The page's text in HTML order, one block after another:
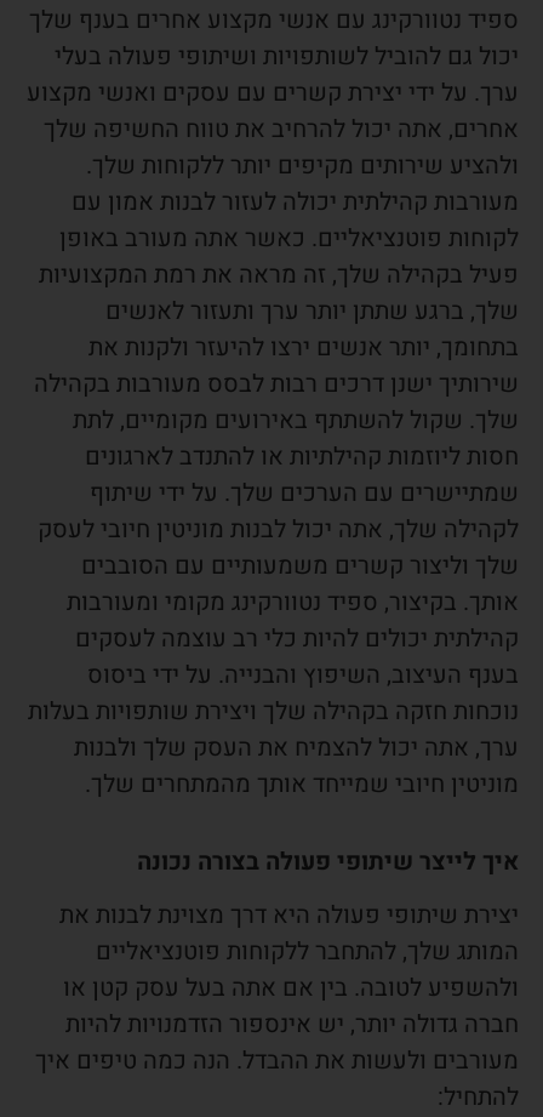
ספיד נטוורקינג עם אנשי מקצוע אחרים בענף שלך
יכול גם להוביל לשותפויות ושיתופי פעולה בעלי
ערך. על ידי יצירת קשרים עם עסקים ואנשי מקצוע
אחרים, אתה יכול להרחיב את טווח החשיפה שלך
ולהציע שירותים מקיפים יותר ללקוחות שלך.
מעורבות קהילתית יכולה לעזור לבנות אמון עם
לקוחות פוטנציאליים. כאשר אתה מעורב באופן
פעיל בקהילה שלך, זה מראה את רמת המקצועיות
שלך, ברגע שתתן יותר ערך ותעזור לאנשים
בתחומך, יותר אנשים ירצו להיעזר ולקנות את
שירותיך ישנן דרכים רבות לבסס מעורבות בקהילה
שלך. שקול להשתתף באירועים מקומיים, לתת
חסות ליוזמות קהילתיות או להתנדב לארגונים
שמתיישרים עם הערכים שלך. על ידי שיתוף
לקהילה שלך, אתה יכול לבנות מוניטין חיובי לעסק
שלך וליצור קשרים משמעותיים עם הסובבים
אותך. בקיצור, ספיד נטוורקינג מקומי ומעורבות
קהילתית יכולים להיות כלי רב עוצמה לעסקים
בענף העיצוב, השיפוץ והבנייה. על ידי ביסוס
נוכחות חזקה בקהילה שלך ויצירת שותפויות בעלות
ערך, אתה יכול להצמיח את העסק שלך ולבנות
מוניטין חיובי שמייחד אותך מהמתחרים שלך.
איך לייצר שיתופי פעולה בצורה נכונה
יצירת שיתופי פעולה היא דרך מצוינת לבנות את
המותג שלך, להתחבר ללקוחות פוטנציאליים
ולהשפיע לטובה. בין אם אתה בעל עסק קטן או
חברה גדולה יותר, יש אינספור הזדמנויות להיות
מעורבים ולעשות את ההבדל. הנה כמה טיפים איך
להתחיל: